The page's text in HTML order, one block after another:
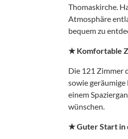
Thomaskirche.
Atmosphäre
bequem zu
★ Komfortable
Die 121 Zimmer
sowie geräumige
einem
wünschen.
★ Guter Start in